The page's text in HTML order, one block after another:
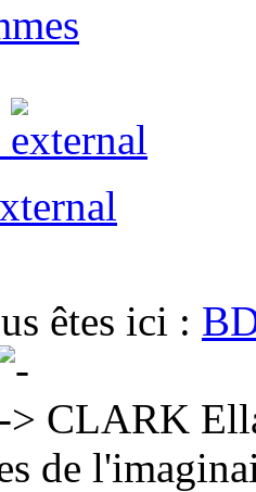
êtes ici :
CLARK
de